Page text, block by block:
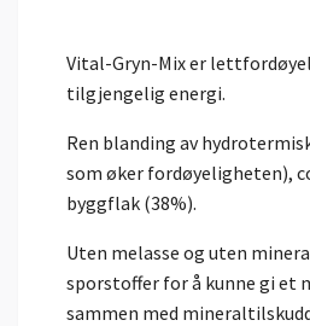
Vital-Gryn-Mix er
tilgjengelig energi.
Ren blanding av
som øker fordøyeligheten),
byggflak (38%).
Uten melasse og uten
sporstoffer for å kunne gi
sammen med